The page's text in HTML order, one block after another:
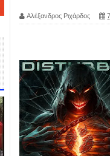
Αλέξανδρος Ριχάρδος